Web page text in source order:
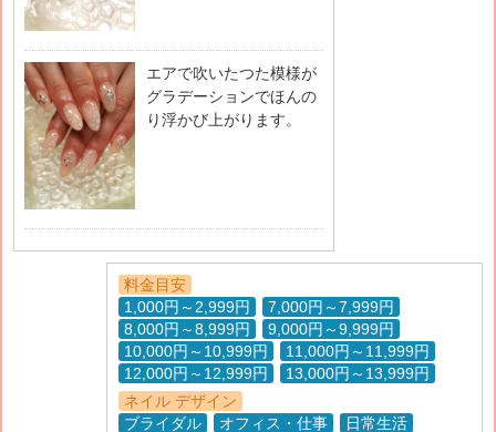
エアで吹いたつた模様が
グラデーションでほんの
り浮かび上がります。
料金目安
1,000円～2,999円
7,000円～7,999円
8,000円～8,999円
9,000円～9,999円
10,000円～10,999円
11,000円～11,999円
12,000円～12,999円
13,000円～13,999円
ネイル デザイン
ブライダル
オフィス・仕事 日常生活